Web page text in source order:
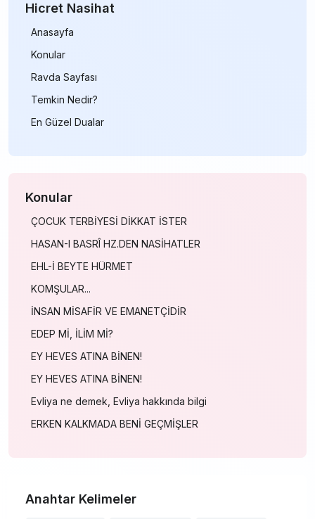
Hicret Nasihat
Anasayfa
Konular
Ravda Sayfası
Temkin Nedir?
En Güzel Dualar
Konular
ÇOCUK TERBİYESİ DİKKAT İSTER
HASAN-I BASRÎ HZ.DEN NASİHATLER
EHL-İ BEYTE HÜRMET
KOMŞULAR...
İNSAN MİSAFİR VE EMANETÇİDİR
EDEP Mİ, İLİM Mİ?
EY HEVES ATINA BİNEN!
EY HEVES ATINA BİNEN!
Evliya ne demek, Evliya hakkında bilgi
ERKEN KALKMADA BENİ GEÇMİŞLER
Anahtar Kelimeler